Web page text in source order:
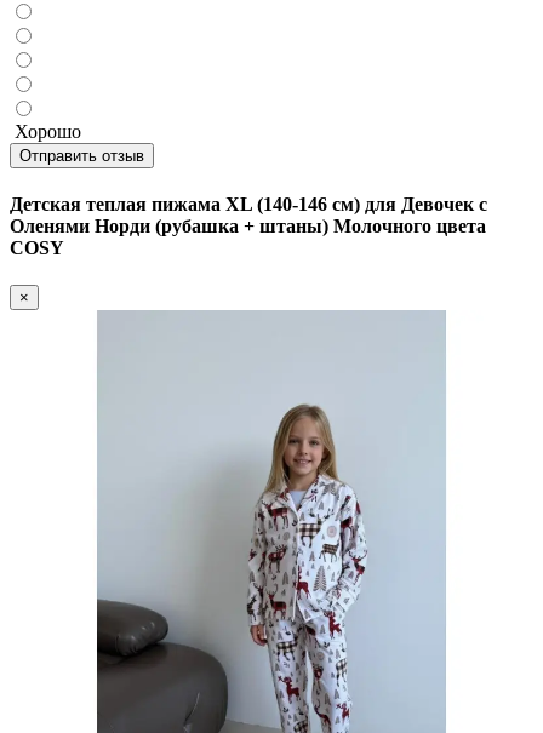
Хорошо
Отправить отзыв
Детская теплая пижама XL (140-146 см) для Девочек с
Оленями Норди (рубашка + штаны) Молочного цвета
COSY
×